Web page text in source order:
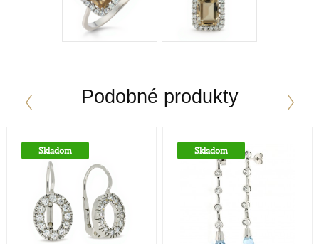
zapínanie
Určenie
Dámske hodinky a šperky sú v dnešnej dobe
prevažne dizajnovou záležitosťou a zdobiaci efekt je
nadradený účelu hodiniek - ukazovať čas. V
súčasnosti je škála dámskych hodiniek a šperkov
skutočne široká, od rôznych malých decentnejších
až po veľké extravagantné.
Podobné produkty
Skladom Skladom